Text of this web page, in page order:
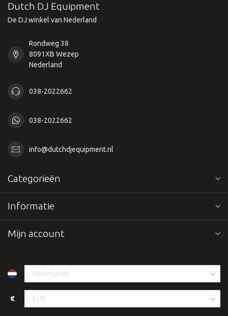
Dutch DJ Equipment
De DJ winkel van Nederland
Rondweg 38
8091XB Wezep
Nederland
038-2022662
038-2022662
info@dutchdjequipment.nl
Categorieën
Informatie
Mijn account
€